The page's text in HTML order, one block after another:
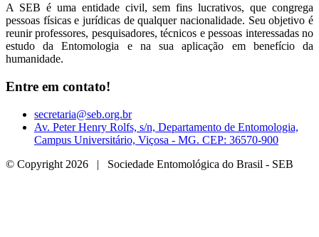
A SEB é uma entidade civil, sem fins lucrativos, que congrega
pessoas físicas e jurídicas de qualquer nacionalidade. Seu objetivo é
reunir professores, pesquisadores, técnicos e pessoas interessadas no
estudo da Entomologia e na sua aplicação em benefício da
humanidade.
Entre em contato!
secretaria@seb.org.br
Av. Peter Henry Rolfs, s/n, Departamento de Entomologia,
Campus Universitário, Viçosa - MG. CEP: 36570-900
© Copyright 2026 | Sociedade Entomológica do Brasil - SEB